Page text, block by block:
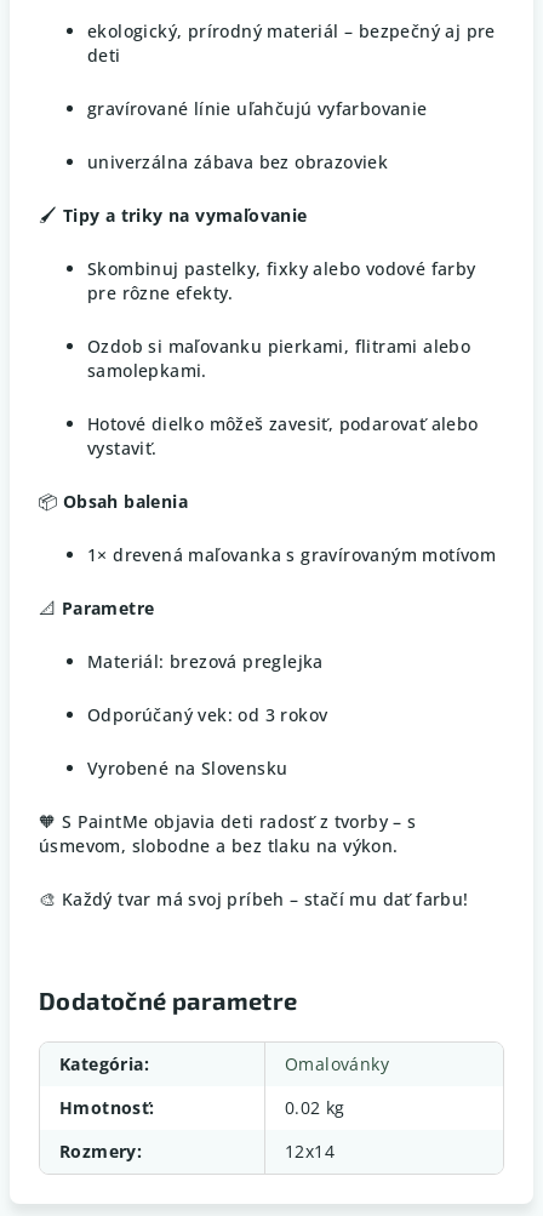
ekologický, prírodný materiál – bezpečný aj pre
deti
gravírované línie uľahčujú vyfarbovanie
univerzálna zábava bez obrazoviek
🖌️ Tipy a triky na vymaľovanie
Skombinuj pastelky, fixky alebo vodové farby
pre rôzne efekty.
Ozdob si maľovanku pierkami, flitrami alebo
samolepkami.
Hotové dielko môžeš zavesiť, podarovať alebo
vystaviť.
📦 Obsah balenia
1× drevená maľovanka s gravírovaným motívom
📐 Parametre
Materiál: brezová preglejka
Odporúčaný vek: od 3 rokov
Vyrobené na Slovensku
🧡 S PaintMe objavia deti radosť z tvorby – s
úsmevom, slobodne a bez tlaku na výkon.
🎨 Každý tvar má svoj príbeh – stačí mu dať farbu!
Dodatočné parametre
Kategória:
Omalovánky
Hmotnosť:
0.02 kg
Rozmery: 12x14